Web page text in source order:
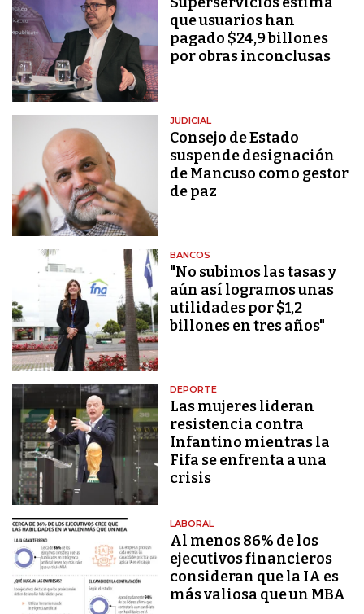
que usuarios han
pagado $24,9 billones
por obras inconclusas
JUDICIAL
Consejo de Estado
suspende designación
de Mancuso como gestor
de paz
BANCOS
"No subimos las tasas y
aún así logramos unas
utilidades por $1,2
billones en tres años"
DEPORTE
Las mujeres lideran
resistencia contra
Infantino mientras la
Fifa se enfrenta a una
crisis
LABORAL
Al menos 86% de los
ejecutivos financieros
consideran que la IA es
más valiosa que un MBA